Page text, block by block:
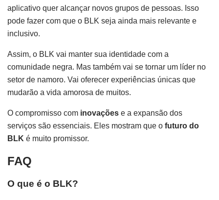
aplicativo quer alcançar novos grupos de pessoas. Isso
pode fazer com que o BLK seja ainda mais relevante e
inclusivo.
Assim, o BLK vai manter sua identidade com a
comunidade negra. Mas também vai se tornar um líder no
setor de namoro. Vai oferecer experiências únicas que
mudarão a vida amorosa de muitos.
O compromisso com inovações e a expansão dos
serviços são essenciais. Eles mostram que o futuro do
BLK é muito promissor.
FAQ
O que é o BLK?